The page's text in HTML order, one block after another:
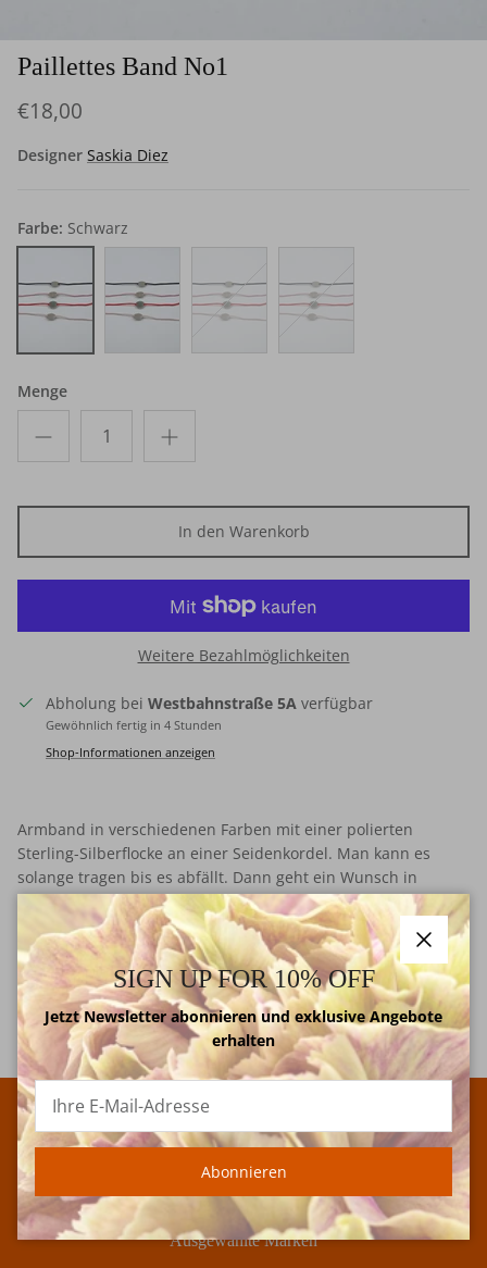
Paillettes Band No1
€18,00
Designer Saskia Diez
Farbe: Schwarz
Schwarz
Menge
In den Warenkorb
Weitere Bezahlmöglichkeiten
Abholung bei Westbahnstraße 5A verfügbar
Gewöhnlich fertig in 4 Stunden
Shop-Informationen anzeigen
Armband in verschiedenen Farben mit einer polierten
Sterling-Silberflocke an einer Seidenkordel. Man kann es
solange tragen bis es abfällt. Dann geht ein Wunsch in
Erfüllung.
Material
Versand & Rückgabe
Ausgewählte Marken
SIGN UP FOR 10% OFF
Jetzt Newsletter abonnieren und exklusive Angebote
erhalten
Abonnieren